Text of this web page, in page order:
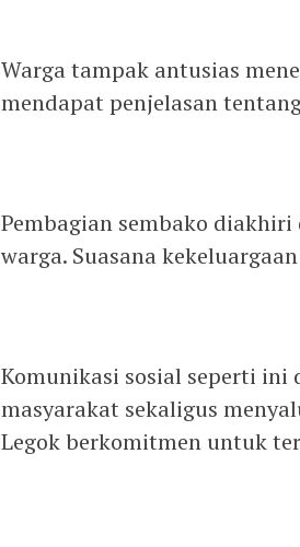
‎Warga tampak antusias
mendapat penjelasan
‎Pembagian sembako
warga. Suasana
‎Komunikasi sosial seperti
masyarakat sekaligus
Legok berkomitmen untuk